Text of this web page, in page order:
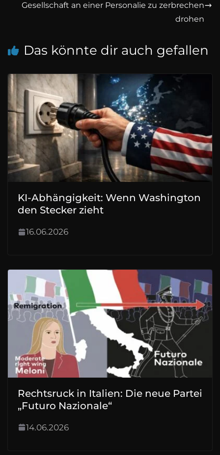
Gesellschaft an einer Personalie zu zerbrechen
drohen
Das könnte dir auch gefallen
KI-Abhängigkeit: Wenn Washington
den Stecker zieht
16.06.2026
Rechtsruck in Italien: Die neue Partei
„Futuro Nazionale“
14.06.2026